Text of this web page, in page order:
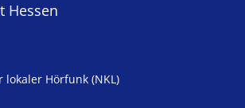
Hessen
Hör­funk (NKL)